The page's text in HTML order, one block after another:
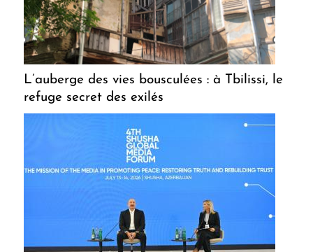
L’auberge des vies bousculées : à Tbilissi, le
refuge secret des exilés